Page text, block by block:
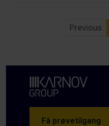
Previous
Få prøvetilgang